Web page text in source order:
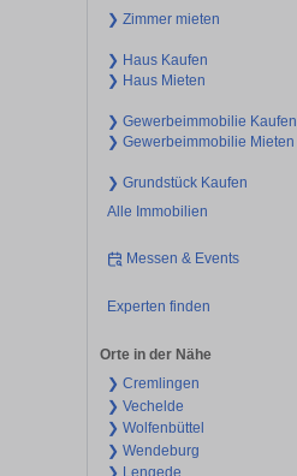
❯ Zimmer mieten
❯ Haus Kaufen
❯ Haus Mieten
❯ Gewerbeimmobilie Kaufen
❯ Gewerbeimmobilie Mieten
❯ Grundstück Kaufen
Alle Immobilien
Messen & Events
Experten finden
Orte in der Nähe
❯ Cremlingen
❯ Vechelde
❯ Wolfenbüttel
❯ Wendeburg